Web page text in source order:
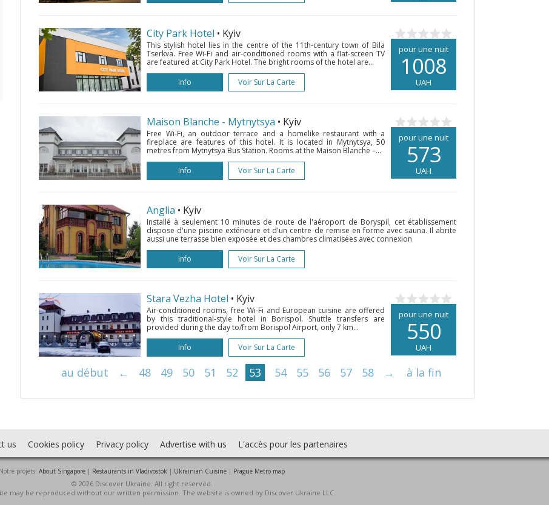
pour une nuit
1008
UAH
City Park Hotel • Kyiv
This stylish hotel lies in the centre of the 11th-century town of Bila
Tserkva. Free Wi-Fi and air-conditioned rooms with a flat-screen TV
are featured at City Park Hotel. The bright rooms of the hotel are...
Info
Voir Sur La Carte
pour une nuit
573
UAH
Maison Blanche - Мytnytsya • Kyiv
Free Wi-Fi, an outdoor terrace and a homelike restaurant with a
fireplace are features of this hotel. It is located in Mytnytsya, 50
metres from Mytnytsya Bus Station. Rooms at the Maison Blanche –...
Info
Voir Sur La Carte
Anglia • Kyiv
Installé à seulement 10 minutes de route de l'aéroport de Boryspil, cet établissement
dispose d'une piscine extérieure et d'un centre de remise en forme avec sauna. Il abrite
aussi une terrasse bien exposée et des chambres climatisées avec connexion
Info
Voir Sur La Carte
pour une nuit
550
UAH
Stara Vezha Hotel • Kyiv
Air-conditioned rooms, free Wi-Fi and European cuisine are offered
by this traditional-style hotel in Borispol. Shuttle transfers are
provided during the day to/from Borispol Airport, only 7 km...
Info
Voir Sur La Carte
au début ← 48 49 50 51 52 53 54 55 56 57 58 → à la fin
us Cookies policy Privacy policy Advertise with us L'accès pour les partenaires
Notre projets: About Singapore | Restaurants in Vladivostok | Ukrainian Cuisine | Prague Metro map
© 2026 Discover Ukraine. All right reserved.
may be reproduced without our written permission. The website is owned by Discover Ukraine LLC.